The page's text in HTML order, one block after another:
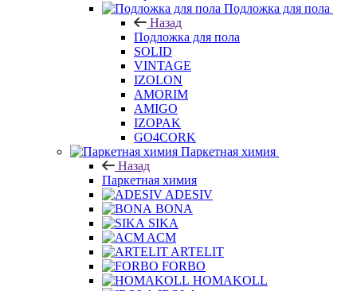
Назад
Подложка для пола
SOLID
VINTAGE
IZOLON
AMORIM
AMIGO
IZOPAK
GO4CORK
Паркетная химия
Назад
Паркетная химия
ADESIV
BONA
SIKA
ACM
ARTELIT
FORBO
HOMAKOLL
IBOLA